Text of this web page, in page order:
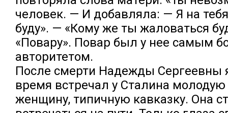
человек. — И добавляла: — Я на
буду». — «Кому же ты жаловаться
«Повару». Повар был у нее самым
авторитетом.
После смерти Надежды Сергеевны
время встречал у Сталина
женщину, типичную кавказку. Она